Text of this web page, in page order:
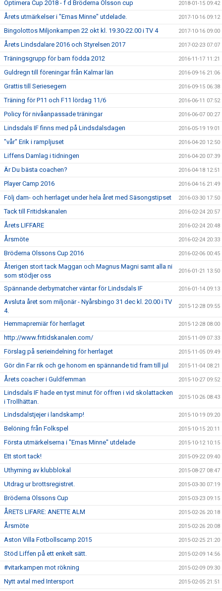
Optimera Cup 2018 - f d Bröderna Olsson cup 2018-01-15 09:42
Årets utmärkelser i "Ernas Minne" utdelade. 2017-10-16 09:12
Bingolottos Miljonkampen 22 okt kl. 19.30-22.00 i TV 4 2017-10-16 09:00
Årets Lindsdalare 2016 och Styrelsen 2017 2017-02-23 07:07
Träningsgrupp för barn födda 2012 2016-11-17 11:21
Guldregn till föreningar från Kalmar län 2016-09-16 21:06
Grattis till Seriesegern 2016-09-15 06:38
Träning för P11 och F11 lördag 11/6 2016-06-11 07:52
Policy för nivåanpassade träningar 2016-06-07 00:27
Lindsdals IF finns med på Lindsdalsdagen 2016-05-19 19:01
"vår" Erik i rampljuset 2016-04-20 12:50
Liffens Damlag i tidningen 2016-04-20 07:39
Är Du bästa coachen? 2016-04-18 12:51
Player Camp 2016 2016-04-16 21:49
Följ dam- och herrlaget under hela året med Säsongstipset 2016-03-30 17:50
Tack till Fritidskanalen 2016-02-24 20:57
Årets LIFFARE 2016-02-24 20:48
Årsmöte 2016-02-24 20:33
Bröderna Olssons Cup 2016 2016-02-06 00:45
Återigen stort tack Maggan och Magnus Magni samt alla ni
som stödjer oss
2016-01-21 13:50
Spännande derbymatcher väntar för Lindsdals IF 2016-01-14 09:13
Avsluta året som miljonär - Nyårsbingo 31 dec kl. 20.00 i TV
4.
2015-12-28 09:55
Hemmapremiär för herrlaget 2015-12-28 08:00
http://www.fritidskanalen.com/ 2015-11-09 07:33
Förslag på serieindelning för herrlaget 2015-11-05 09:49
Gör din Far rik och ge honom en spännande tid fram till jul 2015-11-04 08:21
Årets coacher i Guldfemman 2015-10-27 09:52
Lindsdals IF hade en tyst minut för offren i vid skolattacken
i Trollhättan.
2015-10-26 08:43
Lindsdalstjejer i landskamp! 2015-10-19 09:20
Belöning från Folkspel 2015-10-15 20:11
Första utmärkelserna i "Ernas Minne" utdelade 2015-10-12 10:15
Ett stort tack! 2015-09-22 09:40
Uthyrning av klubblokal 2015-08-27 08:47
Utdrag ur brottsregistret. 2015-03-30 07:19
Bröderna Olssons Cup 2015-03-23 09:15
ÅRETS LIFARE: ANETTE ALM 2015-02-26 20:18
Årsmöte 2015-02-26 20:08
Aston Villa Fotbollscamp 2015 2015-02-25 21:20
Stöd Liffen på ett enkelt sätt. 2015-02-09 14:56
#vitarkampen mot rökning 2015-02-09 09:30
Nytt avtal med Intersport 2015-02-05 21:51